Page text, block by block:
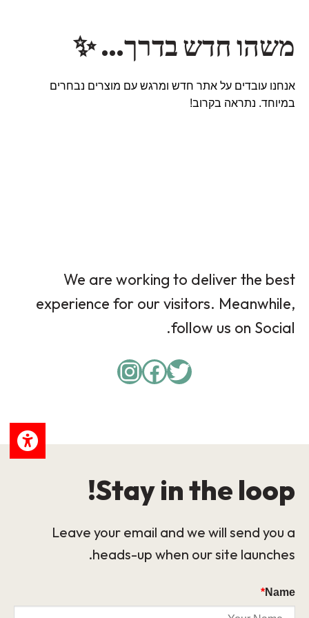
משהו חדש בדרך… ✨
אנחנו עובדים על אתר חדש ומרגש עם מוצרים נבחרים
במיוחד. נתראה בקרוב!
We are working to deliver the best
experience for our visitors. Meanwhile,
follow us on Social.
Twitter
Facebook
Instagram
Stay in the loop!
Leave your email and we will send you a
heads-up when our site launches.
Name
*